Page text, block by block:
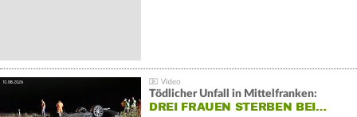
Tödlicher Unfall in Mittelfranken:
DREI FRAUEN STERBEN BEI…